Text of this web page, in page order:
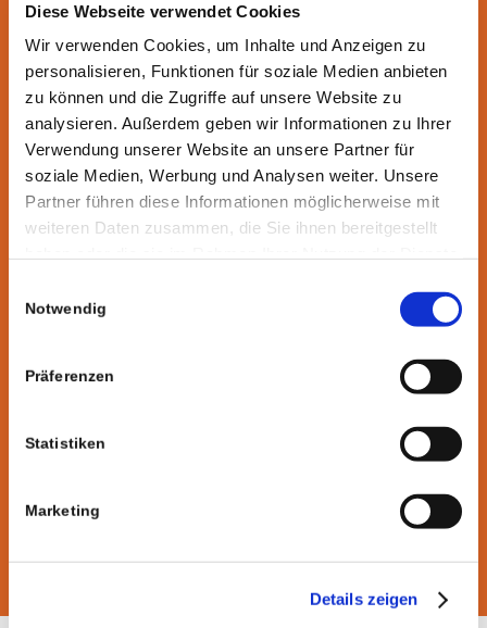
Diese Webseite verwendet Cookies
Wir verwenden Cookies, um Inhalte und Anzeigen zu
personalisieren, Funktionen für soziale Medien anbieten
zu können und die Zugriffe auf unsere Website zu
analysieren. Außerdem geben wir Informationen zu Ihrer
Verwendung unserer Website an unsere Partner für
soziale Medien, Werbung und Analysen weiter. Unsere
Partner führen diese Informationen möglicherweise mit
weiteren Daten zusammen, die Sie ihnen bereitgestellt
Notwendig
Präferenzen
Statistiken
Marketing
Details zeigen
Fertigstellungspflege.
• Bodenbewegung von über 1.100 m³
• Einbau diverser Spielgeräte
• Fachgerechter Einbau von Nisthilfen und
Fledermauskästen
• Pflanzung von 13 Bäumen, über 250
Gehölzen, über 90 Stauden sowie Einbau von
38 m³ Kompost
ca. 850 m²
Schotterrasen
• Mehr als 340 m Borde verbaut
• Mehr als 250 m Zaun verbaut